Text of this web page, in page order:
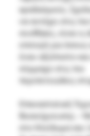
κραδασμούς.
να αντέχει στις
συνθήκες, είναι η
επιλογή για
έναν αξιόπιστο
σύμμαχο στις πιο
περιπετειώδεις
Επαναστατική
Βιοανίχνευσης –
στο Κλείδωμα και